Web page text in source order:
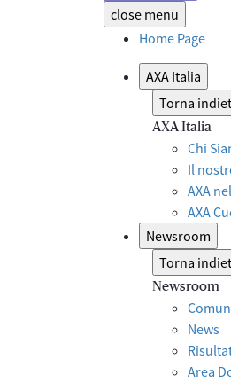
close menu
Home Page
AXA Italia
Torna
AXA Italia
Chi
Il
AXA
AXA
Newsroom
Torna
Newsroom
News
Area